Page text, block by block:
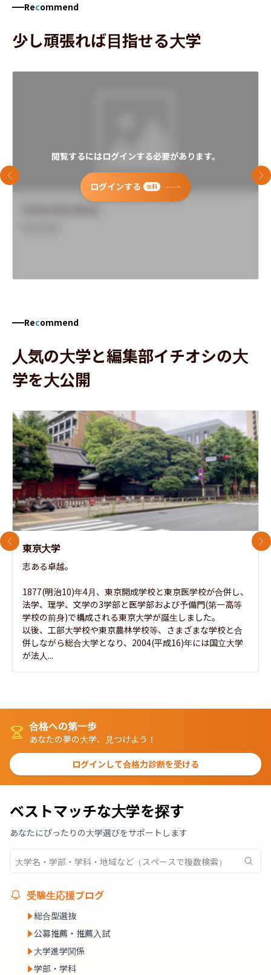
Recommend
少し頑張れば目指せる大学
閲覧するにはログインする必要があります。
ログインする 無料
前のスライド 次
Recommend
人気の大学と編集部イチオシの大
学を大公開
東京大学
志ある卓越。
1877(明治10)年4月、東京開成学校と東京医学校が合併し、
法学、理学、文学の3学部と医学部および予備門(第一高等
学校の前身)で構成される東京大学が誕生しました。
以後、工部大学校や東京農林学校等、さまざまな学校と合
併しながら総合大学となり、2004(平成16)年には国立大学
が法人...
前のスライド 次
合格への第一歩
あなたの夢の大学、見つけよう！
ログインして合格力診断を受ける
ベストマッチな大学を探す
あなたにぴったりの大学選びをサポートします
受験生応援ブログ
総合型選抜
公募推薦・推薦入試
大学進学関係
学部・学科